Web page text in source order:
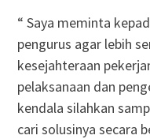
“ Saya meminta
pengurus agar lebih
kesejahteraan
pelaksanaan dan
kendala silahkan
cari solusinya secara